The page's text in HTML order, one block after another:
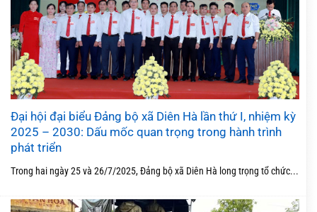
Đại hội đại biểu Đảng bộ xã Diên Hà lần thứ I, nhiệm kỳ
2025 – 2030: Dấu mốc quan trọng trong hành trình
phát triển
Trong hai ngày 25 và 26/7/2025, Đảng bộ xã Diên Hà long trọng tổ chức...